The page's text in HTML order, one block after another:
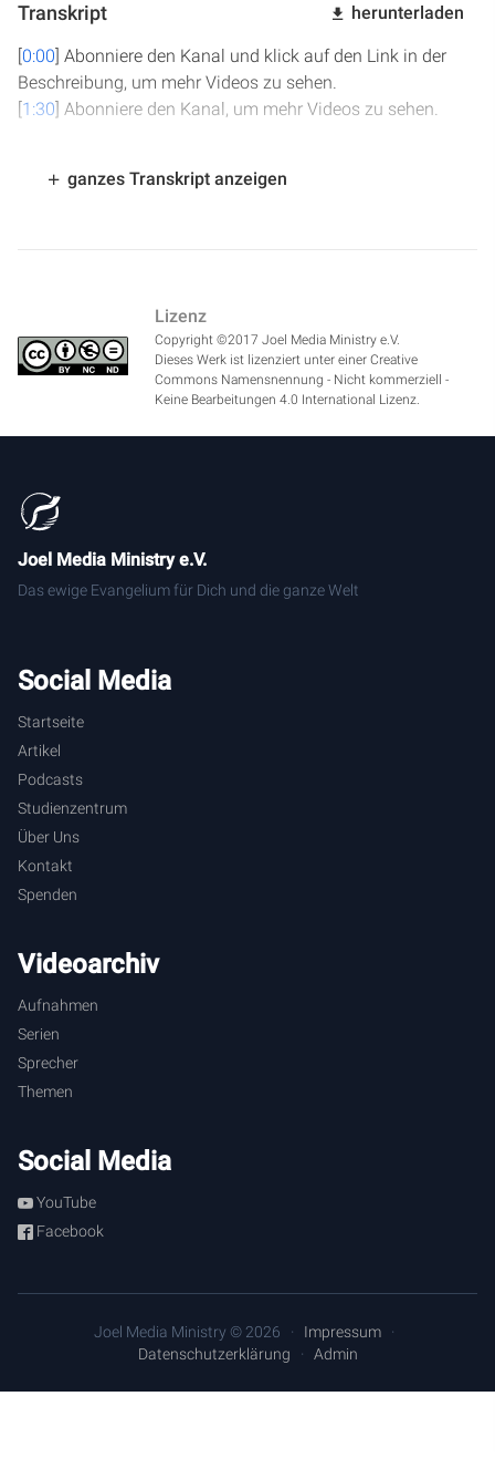
Transkript herunterladen
[0:00] Abonniere den Kanal und klick auf den Link in der
Beschreibung, um mehr Videos zu sehen.
[1:30] Abonniere den Kanal, um mehr Videos zu sehen.
ganzes Transkript anzeigen
Lizenz
Copyright ©2017 Joel Media Ministry e.V.
Dieses Werk ist lizenziert unter einer Creative
Commons Namensnennung - Nicht kommerziell -
Keine Bearbeitungen 4.0 International Lizenz.
Joel Media Ministry e.V.
Das ewige Evangelium für Dich und die ganze Welt
Social Media
Startseite
Artikel
Podcasts
Studienzentrum
Über Uns
Kontakt
Spenden
Videoarchiv
Aufnahmen
Serien
Sprecher
Themen
Social Media
YouTube
Facebook
Joel Media Ministry © 2026
Impressum
Datenschutzerklärung
Admin